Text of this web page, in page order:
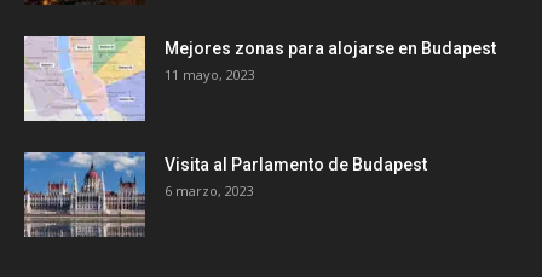
Mejores zonas para alojarse en Budapest
11 mayo, 2023
Visita al Parlamento de Budapest
6 marzo, 2023